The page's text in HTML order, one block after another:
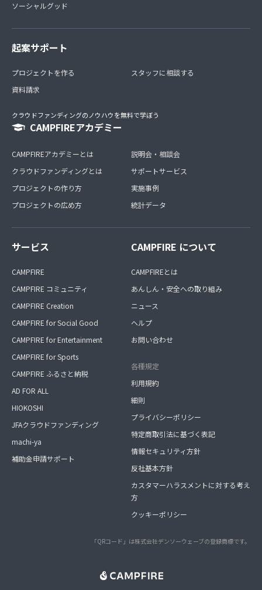
ソーシャルグッド
起案サポート
プロジェクトを作る
資料請求
スタッフに相談する
クラウドファンディングのノウハウを無料で学ぼう
CAMPFIREアカデミー
CAMPFIREアカデミーとは
クラウドファンディングとは
プロジェクトの作り方
プロジェクトの広め方
説明会・相談会
サポートサービス
実施事例
統計データ
サービス
CAMPFIRE
CAMPFIRE コミュニティ
CAMPFIRE Creation
CAMPFIRE for Social Good
CAMPFIRE for Entertainment
CAMPFIRE for Sports
CAMPFIRE ふるさと納税
AD FOR ALL
HIOKOSHI
JFAクラウドファンディング
machi-ya
補助金申請サポート
CAMPFIRE について
CAMPFIREとは
あんしん・安全への取り組み
ニュース
ヘルプ
お問い合わせ
各種規定
利用規約
細則
プライバシーポリシー
特定商取引法に基づく表記
情報セキュリティ方針
反社基本方針
カスタマーハラスメントに対する考え
方
クッキーポリシー
「QRコード」は株式会社デンソーウェーブの登録商標です。